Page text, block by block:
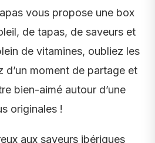
vous propose une box
de tapas, de saveurs et
de vitamines, oubliez les
moment de partage et
bien-aimé autour d’une
originales !
aux saveurs ibériques